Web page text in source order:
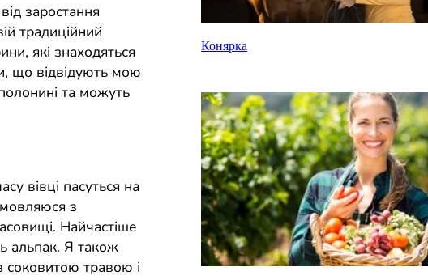
заростання
традиційний
які знаходяться
що відвідують мою
та можуть
вівці пасуться на
з
Найчастіше
альпак. Я також
соковитою травою і
Конярка